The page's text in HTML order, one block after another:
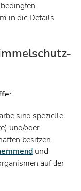
in die Details
sind spezielle
und/oder
besitzen.
und
auf der